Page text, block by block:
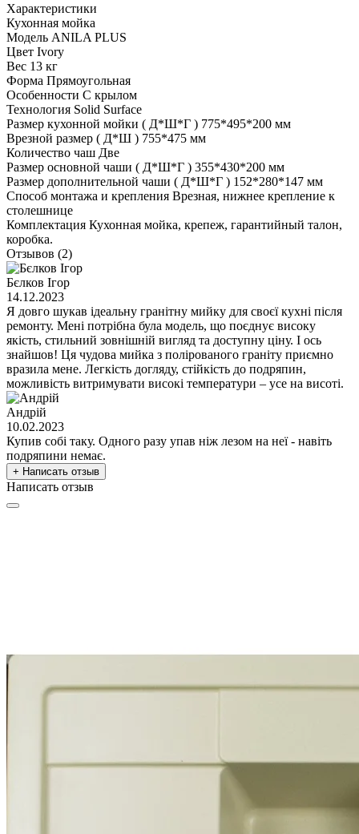
Характеристики
Кухонная мойка
Модель ANILA PLUS
Цвет Ivory
Вес 13 кг
Форма Прямоугольная
Особенности С крылом
Технология Solid Surface
Размер кухонной мойки ( Д*Ш*Г ) 775*495*200 мм
Врезной размер ( Д*Ш ) 755*475 мм
Количество чаш Две
Размер основной чаши ( Д*Ш*Г ) 355*430*200 мм
Размер дополнительной чаши ( Д*Ш*Г ) 152*280*147 мм
Способ монтажа и крепления Врезная, нижнее крепление к
столешнице
Комплектация Кухонная мойка, крепеж, гарантийный талон,
коробка.
Отзывов (2)
Бєлков Ігор
14.12.2023
Я довго шукав ідеальну гранітну мийку для своєї кухні після
ремонту. Мені потрібна була модель, що поєднує високу
якість, стильний зовнішній вигляд та доступну ціну. І ось
знайшов! Ця чудова мийка з полірованого граніту приємно
вразила мене. Легкість догляду, стійкість до подряпин,
можливість витримувати високі температури – усе на висоті.
Андрій
10.02.2023
Купив собі таку. Одного разу упав ніж лезом на неї - навіть
подряпини немає.
+ Написать отзыв
Написать отзыв